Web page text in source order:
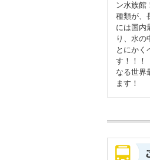
ン水族館
種類が、
には国内
り、水の
とにかく
す！！！
なる世界
ます！